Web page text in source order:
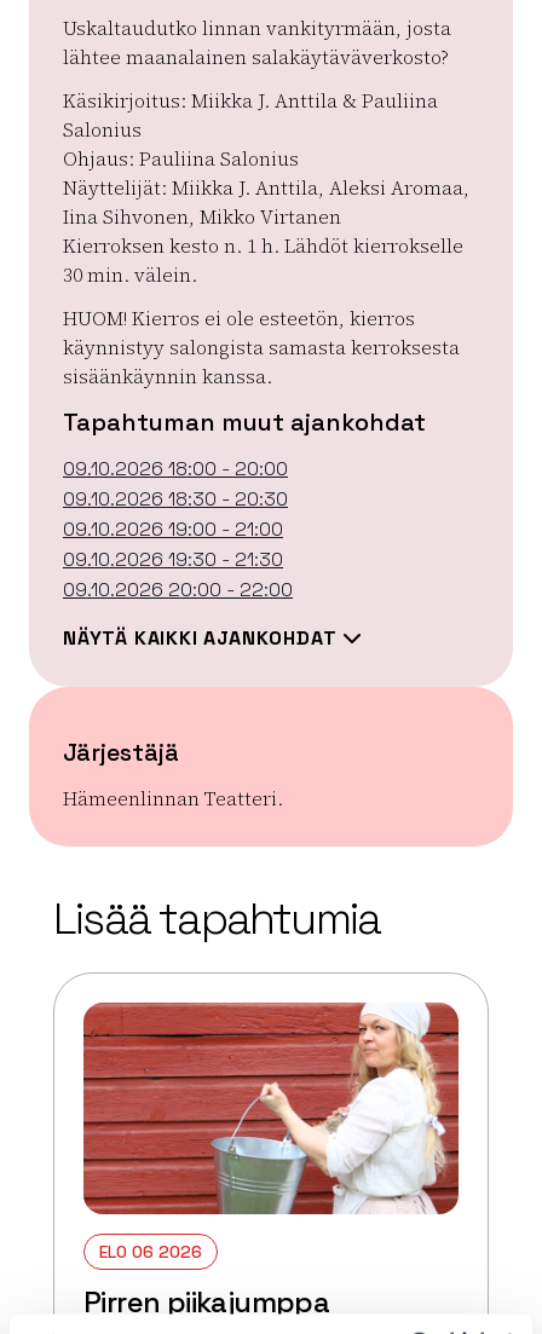
Uskaltaudutko linnan vankityrmään, josta
lähtee maanalainen salakäytäväverkosto?
Käsikirjoitus: Miikka J. Anttila & Pauliina
Salonius
Ohjaus: Pauliina Salonius
Näyttelijät: Miikka J. Anttila, Aleksi Aromaa,
Iina Sihvonen, Mikko Virtanen
Kierroksen kesto n. 1 h. Lähdöt kierrokselle
30 min. välein.
HUOM! Kierros ei ole esteetön, kierros
käynnistyy salongista samasta kerroksesta
sisäänkäynnin kanssa.
Tapahtuman muut ajankohdat
09.10.2026 18:00 - 20:00
09.10.2026 18:30 - 20:30
09.10.2026 19:00 - 21:00
09.10.2026 19:30 - 21:30
09.10.2026 20:00 - 22:00
NÄYTÄ KAIKKI AJANKOHDAT
Järjestäjä
Hämeenlinnan Teatteri.
OpenStreetMap
Lisää tapahtumia
ELO 06 2026
Pirren piikajumppa